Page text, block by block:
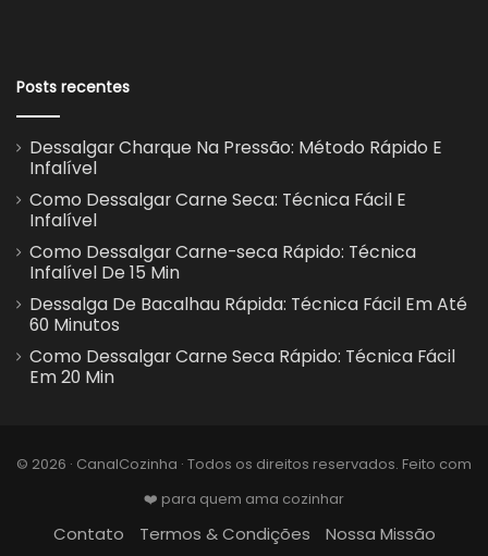
Posts recentes
Dessalgar Charque Na Pressão: Método Rápido E
Infalível
Como Dessalgar Carne Seca: Técnica Fácil E
Infalível
Como Dessalgar Carne-seca Rápido: Técnica
Infalível De 15 Min
Dessalga De Bacalhau Rápida: Técnica Fácil Em Até
60 Minutos
Como Dessalgar Carne Seca Rápido: Técnica Fácil
Em 20 Min
© 2026 · CanalCozinha · Todos os direitos reservados. Feito com
❤️ para quem ama cozinhar
Contato Termos & Condições Nossa Missão